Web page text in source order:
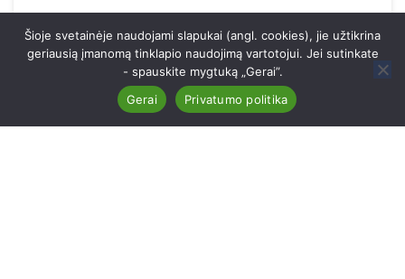
Vilniaus kunigaikščio Gedimino progimnazija. Visos
Šioje svetainėje naudojami slapukai (angl. cookies), jie užtikrina
geriausią įmanomą tinklapio naudojimą vartotojui. Jei sutinkate
- spauskite mygtuką „Gerai”.
Gerai
Privatumo politika